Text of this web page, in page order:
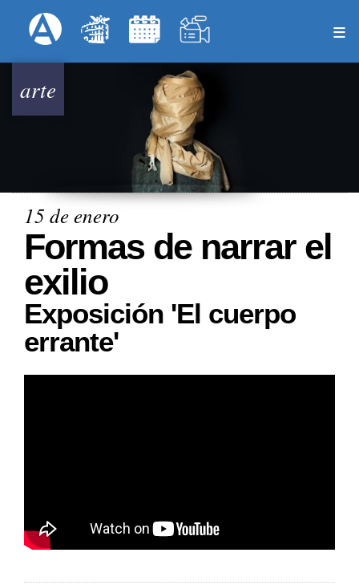
al
principal
Menú Superior
arte
15 de enero
Formas de narrar el
exilio
Exposición 'El cuerpo
errante'